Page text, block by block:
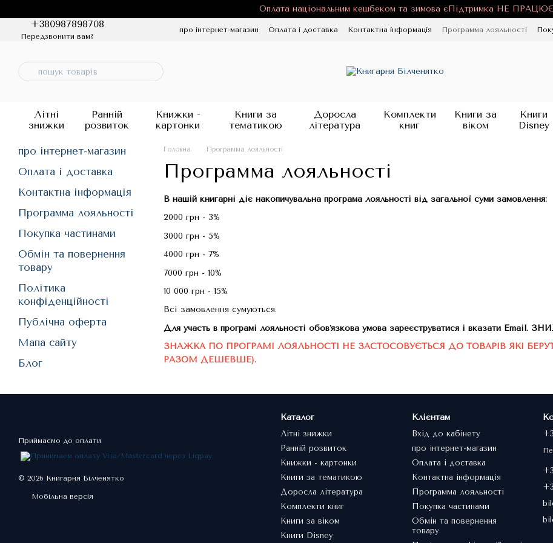
Оплата національним кешбеком та зимова єПідтримка НЕ
+380987898708
Передзвонити вам?
про інтернет-магазин Оплата і доставка Контактна інформація Программа лояльності
Літні
знижки
Ранній
розвиток
Книжки -
картонки
Книги за
тематикою
Доросла
література
Комплекти
книг
Книги за
віком
Книги
Disney
Головна Программа лояльності
Программа лояльності
В нашій книгарні діє накопичувальна програма лояльності від загальної суми замовлення:
2000 грн - 3%
3000 грн - 5%
4000 грн - 7%
7000 грн - 10%
10 000 грн - 15%
Всі замовлення сумуються.
Для участь в програмі лояльності обовʼязкова умова зареєструватися і вказати
ЗНАЖКА ПО ПРОГРАМІ ЛОЯЛЬНОСТІ НЕ ЗАСТОСОВУЄТЬСЯ ДО ТОВАРІВ ЯКІ
РАЗОМ ДЕШЕВШЕ).
про інтернет-магазин
Оплата і доставка
Контактна інформація
Программа лояльності
Покупка частинами
Обмін та повернення
товару
Політика
конфіденційності
Публічна оферта
Мапа сайту
Блог
Приймаємо до оплати
© 2026 Книгарня Білченятко
Мобільна версія
Каталог
Літні знижки
Ранній розвиток
Книжки - картонки
Книги за тематикою
Доросла література
Комплекти книг
Книги за віком
Книги Disney
Клієнтам
Вхід до кабінету
про інтернет-магазин
Оплата і доставка
Контактна інформація
Программа лояльності
Покупка частинами
Обмін та повернення
товару